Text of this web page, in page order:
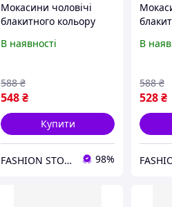
Мокасини чоловічі
блакитного кольору
В наявності
548₴
588 ₴
Купити
FASHION STORE 98%
В
528₴
588 ₴